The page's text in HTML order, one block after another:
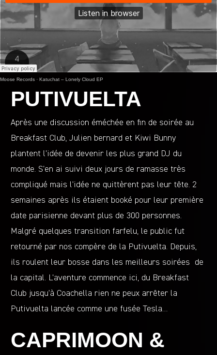
Moose Records · Katuchat – Lonely Cloud EP
PUTIVUELTA
Après une discussion éméchée en fin de soirée au
Breakfast Club, Julien bernard et Kiwi Bunny
plantent l’idée de devenir les plus grand DJ du
monde. S’en ai suivi deux jours de ramasse très
compliqué mais l’idée ne quittèrent pas leur tête. 2
semaines après ils étaient booké pour leur première
date parisienne devant plus de 300 personnes.
Malgré quelques transition farfelu, le public fut
retourné par nos compère de la Putivuelta. Depuis,
ils roulent leur bosse dans les meilleurs soirées de
la capital. L’aventure commence ici, du Breakfast
Club jusqu’à Coachella rien ne peux arrêter la
Putivuelta lancée comme une fusée Tesla…
CAPRIMOON &